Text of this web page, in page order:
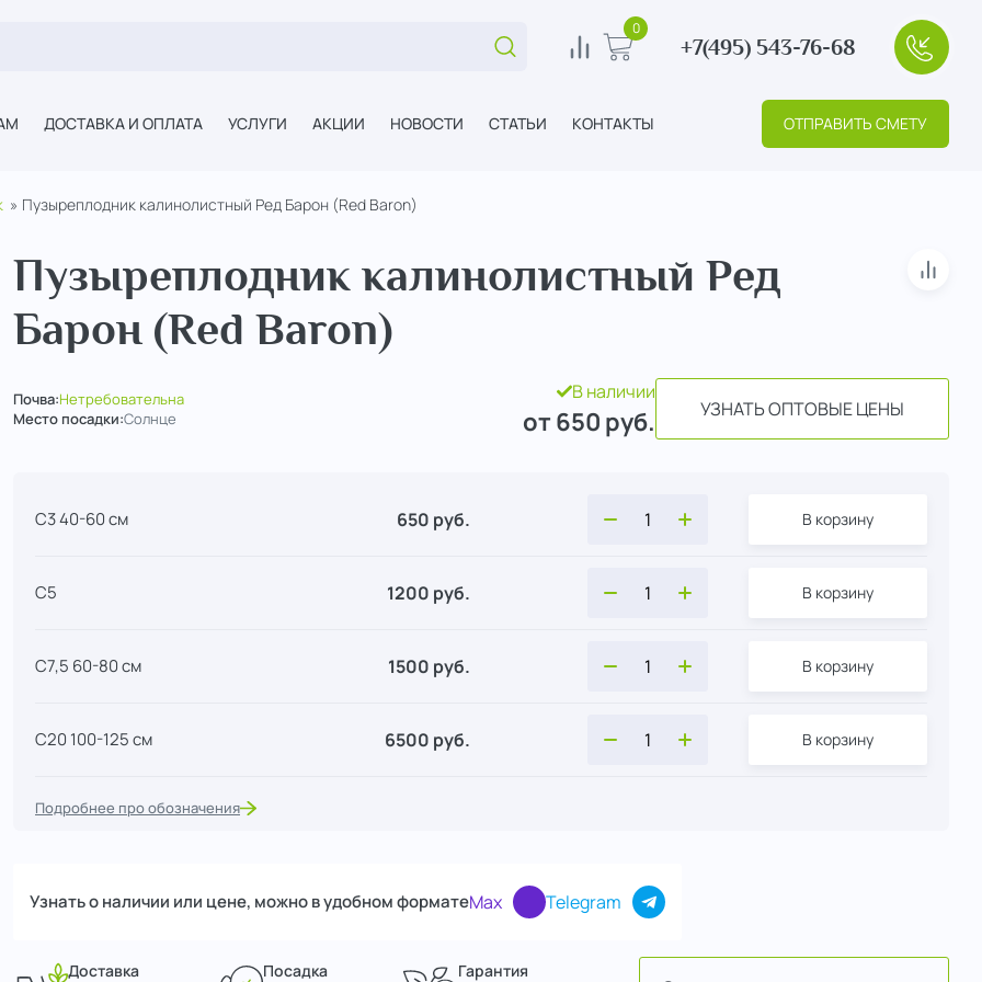
Поиск...
0 В корзину
0
+7(495) 543-76-68
ДОСТАВКА И ОПЛАТА УСЛУГИ АКЦИИ НОВОСТИ СТАТЬИ КОНТАКТЫ ОТПРАВИТЬ СМЕТУ
Пузыреплодник калинолистный Ред Барон (Red Baron)
Пузыреплодник калинолистный Ред
Барон (Red Baron)
В
Почва:Нетребовательна
Место посадки:Солнце
В наличии
от 650 руб. УЗНАТЬ ОПТОВЫЕ ЦЕНЫ
С3 40-60 см 650 руб. В корзину
С5 1200 руб. В корзину
С7,5 60-80 см 1500 руб. В корзину
С20 100-125 см 6500 руб. В корзину
Подробнее про обозначения
Узнать о наличии или цене, можно в удобном форматеMax Telegram
Доставка Посадка Гарантия